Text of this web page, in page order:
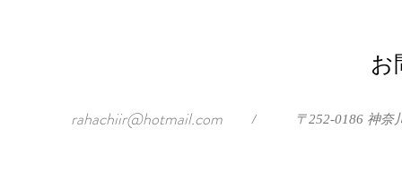
お
rahachiir@hotmail.com / 〒252-0186 神奈